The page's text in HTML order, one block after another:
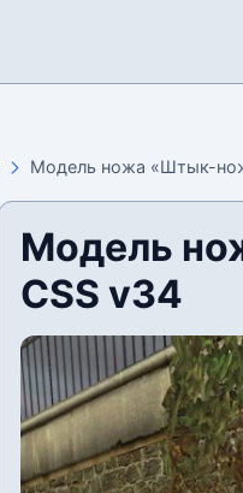
Модель ножа «Штык-
Модель
CSS v34